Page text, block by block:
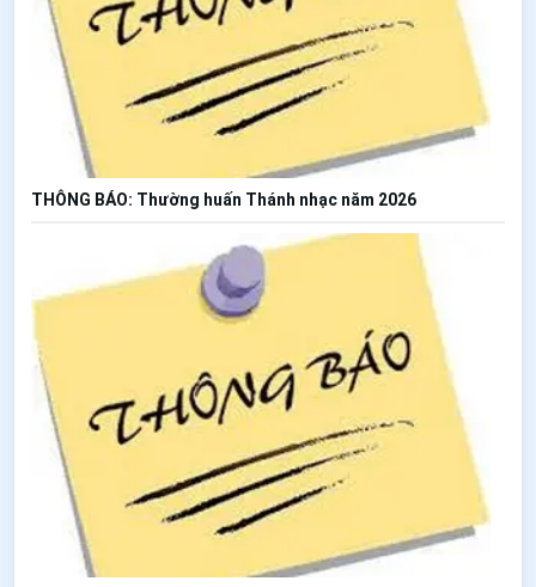
THÔNG BÁO: Thường huấn Thánh nhạc năm 2026